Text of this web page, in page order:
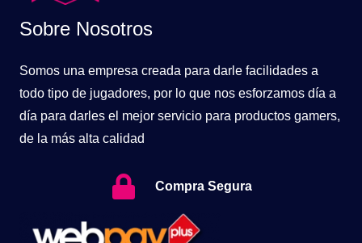
Sobre Nosotros
Somos una empresa creada para darle facilidades a
todo tipo de jugadores, por lo que nos esforzamos día a
día para darles el mejor servicio para productos gamers,
de la más alta calidad
Compra Segura